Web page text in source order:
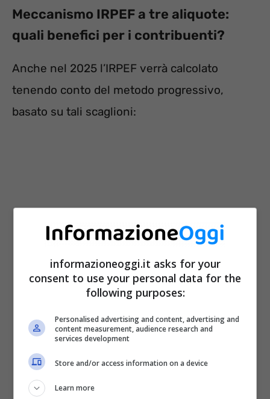
Meccanismo IRPEF a tre aliquote:
quali benefici per i contribuenti?
Anche nel 2025 l’IRPEF verrà calcolato
tenendo conto del metodo progressivo,
basato su tali scaglioni:
35% per i redditi superiori a 28 mila e
euro.
informazioneoggi.it asks for your
consent to use your personal data for the
following purposes:
Personalised advertising and content, advertising and
content measurement, audience research and
services development
Store and/or access information on a device
Learn more